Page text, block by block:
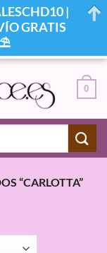
0
“CARLOTTA”
|
GRATIS
⛱